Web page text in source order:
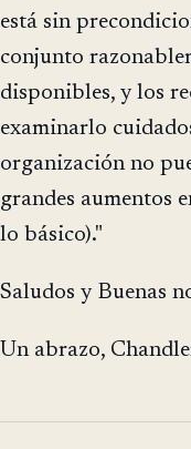
está sin
conjunto
disponibles, y los
examinarlo
organización no
grandes aumentos
lo básico)."
Saludos y Buenas
Un abrazo,